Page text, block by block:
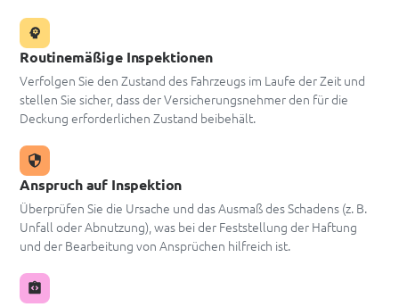
Routinemäßige Inspektionen
Verfolgen Sie den Zustand des Fahrzeugs im Laufe der Zeit und
stellen Sie sicher, dass der Versicherungsnehmer den für die
Deckung erforderlichen Zustand beibehält.
Anspruch auf Inspektion
Überprüfen Sie die Ursache und das Ausmaß des Schadens (z. B.
Unfall oder Abnutzung), was bei der Feststellung der Haftung
und der Bearbeitung von Ansprüchen hilfreich ist.